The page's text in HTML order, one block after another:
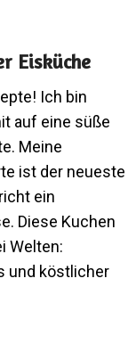
Eisküche
Ich bin
auf eine süße
Meine
ist der neueste
ein
Diese Kuchen
Welten:
und köstlicher